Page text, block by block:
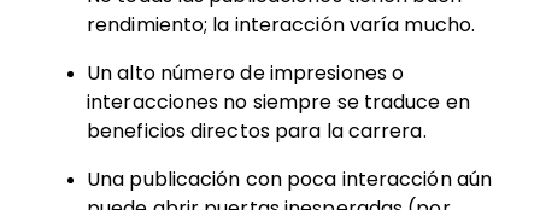
rendimiento; la interacción varía mucho.
Un alto número de impresiones o
interacciones no siempre se traduce en
beneficios directos para la carrera.
Una publicación con poca interacción aún